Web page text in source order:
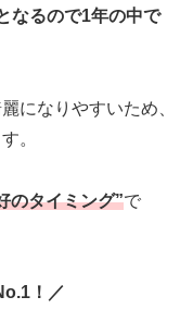
なるので1年の中で
になりやすいため、
。
のタイミング”で
！／